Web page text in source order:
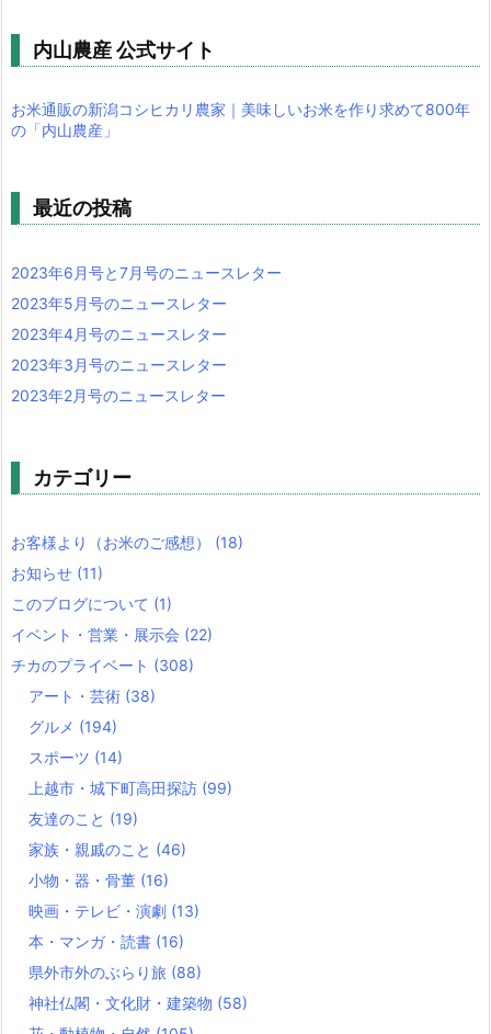
内山農産 公式サイト
お米通販の新潟コシヒカリ農家｜美味しいお米を作り求めて800年
の「内山農産」
最近の投稿
2023年6月号と7月号のニュースレター
2023年5月号のニュースレター
2023年4月号のニュースレター
2023年3月号のニュースレター
2023年2月号のニュースレター
カテゴリー
お客様より（お米のご感想） (18)
お知らせ (11)
このブログについて (1)
イベント・営業・展示会 (22)
チカのプライベート (308)
アート・芸術 (38)
グルメ (194)
スポーツ (14)
上越市・城下町高田探訪 (99)
友達のこと (19)
家族・親戚のこと (46)
小物・器・骨董 (16)
映画・テレビ・演劇 (13)
本・マンガ・読書 (16)
県外市外のぶらり旅 (88)
神社仏閣・文化財・建築物 (58)